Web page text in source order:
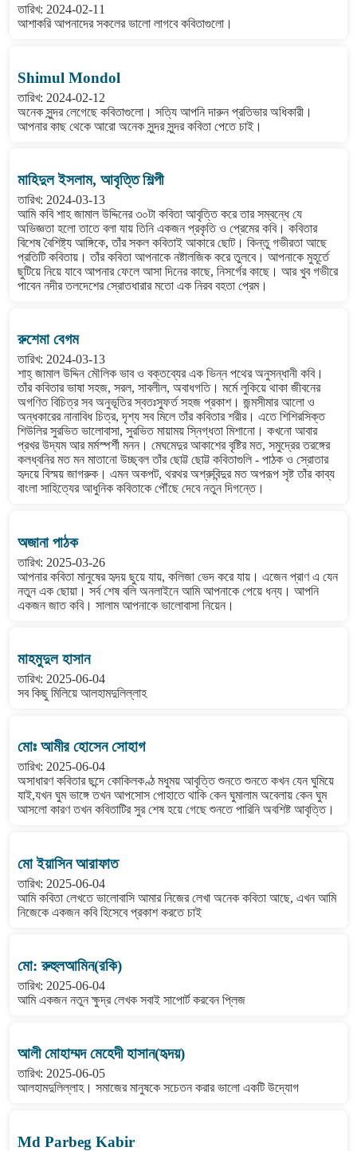
তারিখ: 2024-02-11
আশাকরি আপনাদের সকলের ভালো লাগবে কবিতাগুলো।
Shimul Mondol
তারিখ: 2024-02-12
অনেক সুন্দর লেগেছে কবিতাগুলো। সত্যি আপনি দারুন প্রতিভার অধিকারী।
আপনার কাছ থেকে আরো অনেক সুন্দর সুন্দর কবিতা পেতে চাই।
মাহিদুল ইসলাম, আবৃত্তি শিল্পী
তারিখ: 2024-03-13
আমি কবি শাহ জামাল উদ্দিনের ৩০টা কবিতা আবৃত্তি করে তার সম্বন্ধে যে
অভিজ্ঞতা হলো তাতে বলা যায় তিনি একজন প্রকৃতি ও প্রেমের কবি। কবিতার
বিশেষ বৈশিষ্ট্য আঙ্গিকে, তাঁর সকল কবিতাই আকারে ছোট। কিন্তু গভীরতা আছে
প্রতিটি কবিতায়। তাঁর কবিতা আপনাকে নষ্টালজিক করে তুলবে। আপনাকে মুহূর্তে
ছুটিয়ে নিয়ে যাবে আপনার ফেলে আসা দিনের কাছে, নিসর্গের কাছে। আর খুব গভীরে
পাবেন নদীর তলদেশের স্রোতধারার মতো এক নিরব বহতা প্রেম।
রুশেমা বেগম
তারিখ: 2024-03-13
শাহ্ জামাল উদ্দিন মৌলিক ভাব ও বক্তব্যের এক ভিন্ন পথের অনুসন্ধানী কবি।
তাঁর কবিতার ভাষা সহজ, সরল, সাবলীল, অবাধগতি। মর্মে লুকিয়ে থাকা জীবনের
অগণিত বিচিত্র সব অনুভূতির স্বতঃস্ফুর্ত সহজ প্রকাশ। জন্মসীমার আলো ও
অন্ধকারের নানাবিধ চিত্র, দৃশ্য সব মিলে তাঁর কবিতার শরীর। এতে শিশিরসিক্ত
শিউলির সুরভিত ভালোবাসা, সুরভিত মায়াময় স্নিগ্ধতা মিশানো। কখনো আবার
প্রখর উদ্যম আর মর্মস্পর্শী মনন। মেঘমেদুর আকাশের বৃষ্টির মত, সমুদ্রের তরঙ্গের
কলধ্বনির মত মন মাতানো উচ্ছ্বল তাঁর ছোট্ট ছোট্ট কবিতাগুলি - পাঠক ও স্রোতার
হৃদয়ে বিস্ময় জাগরুক। এমন অকপট, থরথর অশ্রুবিন্দুর মত অপরূপ সৃষ্ট তাঁর কাব্য
বাংলা সাহিত্যের আধুনিক কবিতাকে পৌঁছে দেবে নতুন দিগন্তে।
অজানা পাঠক
তারিখ: 2025-03-26
আপনার কবিতা মানুষের হৃদয় ছুয়ে যায়, কলিজা ভেদ করে যায়। এজেন প্রাণ এ যেন
নতুন এক ছোয়া। সর্ব শেষ বলি অনলাইনে আমি আপনাকে পেয়ে ধন্য। আপনি
একজন জাত কবি। সালাম আপনাকে ভালোবাসা নিয়েন।
মাহমুদুল হাসান
তারিখ: 2025-06-04
সব কিছু মিলিয়ে আলহামদুলিল্লাহ
মোঃ আমীর হোসেন সোহাগ
তারিখ: 2025-06-04
অসাধারণ কবিতার ছন্দে কোকিলকণ্ঠ মধুময় আবৃত্তি শুনতে শুনতে কখন যেন ঘুমিয়ে
যাই,যখন ঘুম ভাঙ্গে তখন আপসোস পোহাতে থাকি কেন ঘুমালাম অবেলায় কেন ঘুম
আসলো কারণ তখন কবিতাটির সুর শেষ হয়ে গেছে শুনতে পারিনি অবশিষ্ট আবৃত্তি।
মো ইয়াসিন আরাফাত
তারিখ: 2025-06-04
আমি কবিতা লেখতে ভালোবাসি আমার নিজের লেখা অনেক কবিতা আছে, এখন আমি
নিজেকে একজন কবি হিসেবে প্রকাশ করতে চাই
মো: রুহুলআমিন(রকি)
তারিখ: 2025-06-04
আমি একজন নতুন ক্ষুদ্র লেখক সবাই সাপোর্ট করবেন প্লিজ
আলী মোহাম্মদ মেহেদী হাসান(হৃদয়)
তারিখ: 2025-06-05
আলহামদুলিল্লাহ। সমাজের মানুষকে সচেতন করার ভালো একটি উদ্যোগ
Md Parbeg Kabir